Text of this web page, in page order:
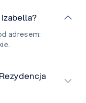
adresem: